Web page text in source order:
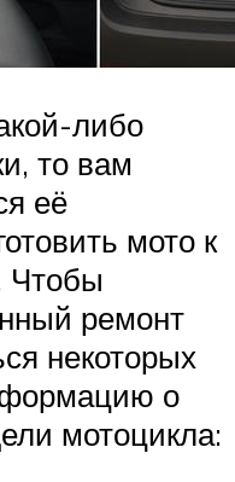
либо
то вам
её
мото к
Чтобы
ремонт
некоторых
о
мотоцикла: